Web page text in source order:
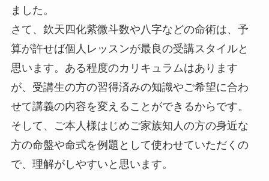
ました。
さて、欽天四化紫微斗数や八字などの命術は、予
算が許せば個人レッスンが最良の受講スタイルと
思います。ある程度のカリキュラムはあります
が、受講生の方の習得済みの知識やご希望に合わ
せて講義の内容を変えることができるからです。
そして、ご本人様はじめご家族知人の方の身近な
方の命盤や命式を例題として使わせていただくの
で、理解がしやすいと思います。